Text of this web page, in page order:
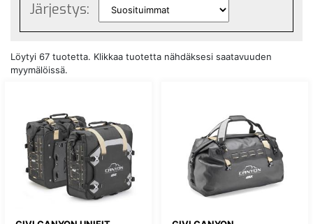
Järjestys:
Löytyi 67 tuotetta. Klikkaa tuotetta nähdäksesi saatavuuden
myymälöissä.